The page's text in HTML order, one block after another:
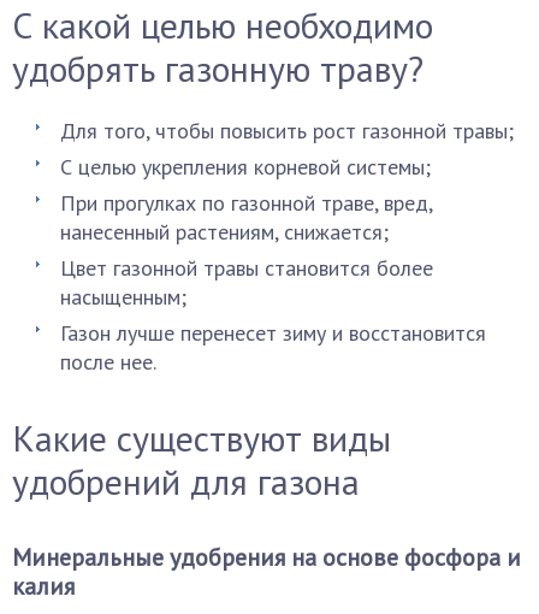
С какой целью необходимо
удобрять газонную траву?
Для того, чтобы повысить рост газонной травы;
С целью укрепления корневой системы;
При прогулках по газонной траве, вред,
нанесенный растениям, снижается;
Цвет газонной травы становится более
насыщенным;
Газон лучше перенесет зиму и восстановится
после нее.
Какие существуют виды
удобрений для газона
Минеральные удобрения на основе фосфора и
калия